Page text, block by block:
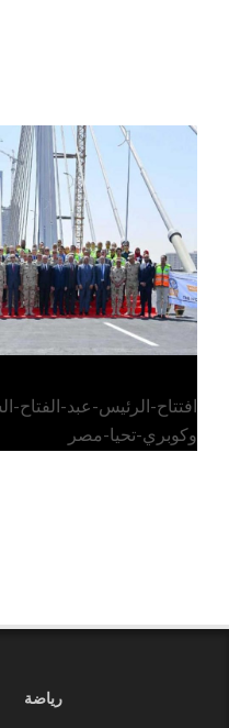
الرئيس عبد الفتاح
افتتاح-الرئيس-عبد-
وكوبري-تحيا-مصر
رياضة